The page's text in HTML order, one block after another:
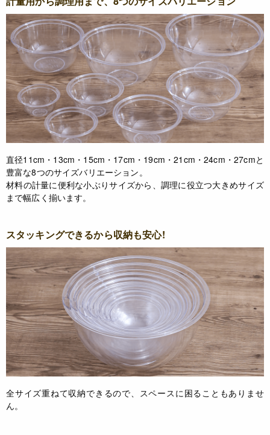
直径11cm・13cm・15cm・17cm・19cm・21cm・24cm・27cmと
豊富な8つのサイズバリエーション。
材料の計量に便利な小ぶりサイズから、調理に役立つ大きめサイズ
まで幅広く揃います。
スタッキングできるから収納も安心!
全サイズ重ねて収納できるので、スペースに困ることもありませ
ん。